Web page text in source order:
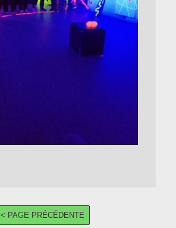
< PAGE PRÉCÉDENTE